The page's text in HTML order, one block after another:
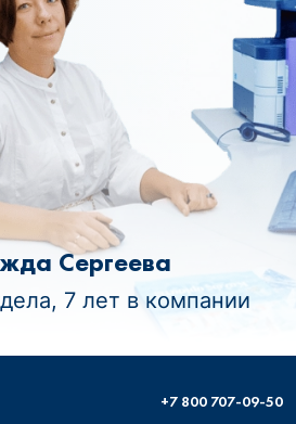
Сергеева
7 лет в компании
+7 800 707-09-50